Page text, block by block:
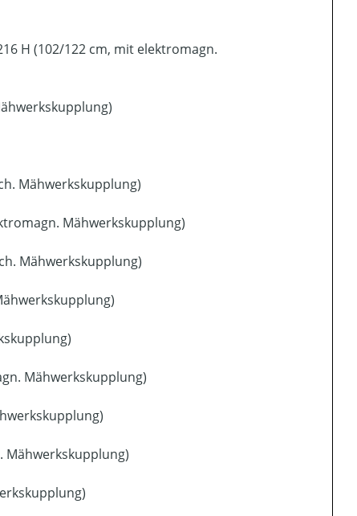
H (102/122 cm, mit elektromagn.
Mähwerkskupplung)
Mähwerkskupplung)
Mähwerkskupplung)
Mähwerkskupplung)
Mähwerkskupplung)